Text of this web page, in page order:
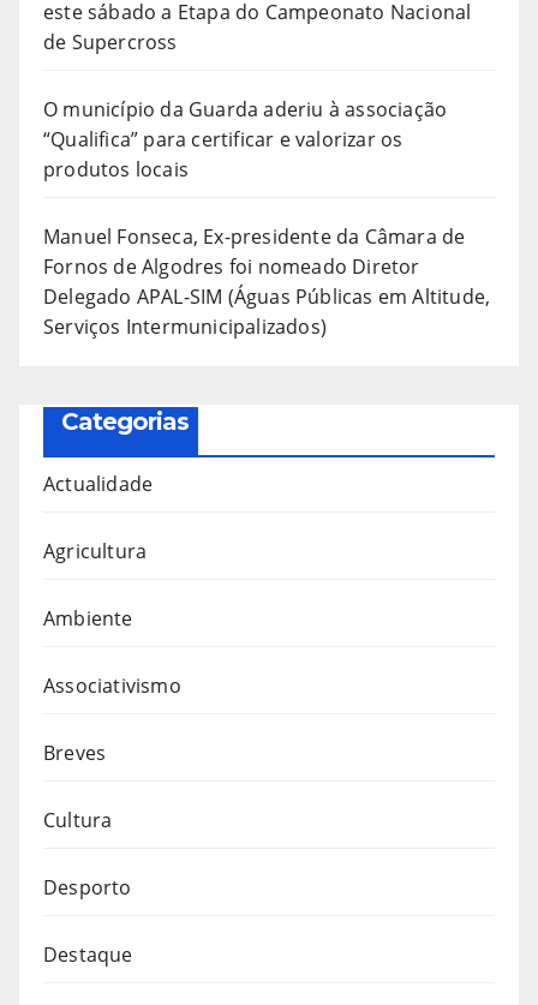
este sábado a Etapa do Campeonato Nacional
de Supercross
O município da Guarda aderiu à associação
“Qualifica” para certificar e valorizar os
produtos locais
Manuel Fonseca, Ex-presidente da Câmara de
Fornos de Algodres foi nomeado Diretor
Delegado APAL-SIM (Águas Públicas em Altitude,
Serviços Intermunicipalizados)
Categorias
Actualidade
Agricultura
Ambiente
Associativismo
Breves
Cultura
Desporto
Destaque